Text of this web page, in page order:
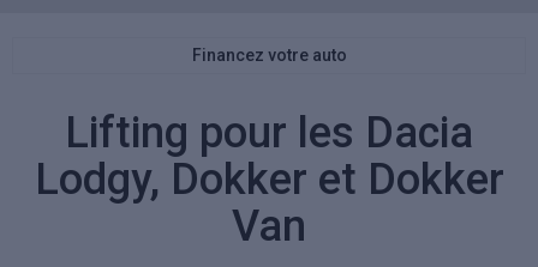
Financez votre auto
Lifting pour les Dacia
Lodgy, Dokker et Dokker
Van